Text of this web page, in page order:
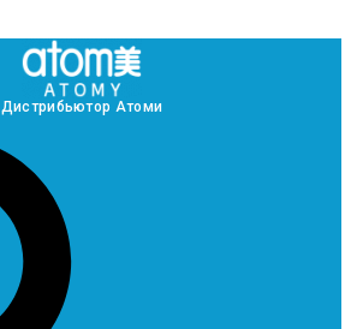
Дистрибьютор Атоми